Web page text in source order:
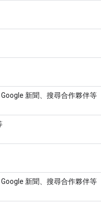
新聞、搜尋合作夥伴等
新聞、搜尋合作夥伴等